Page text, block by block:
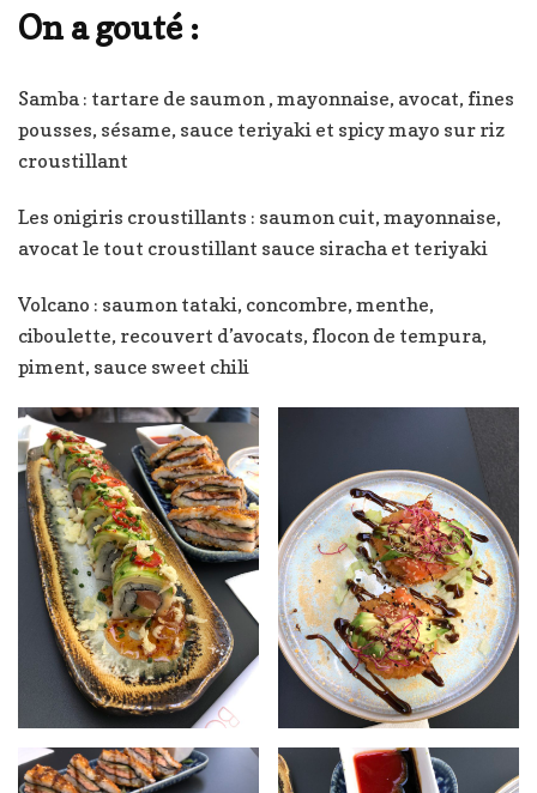
On a gouté :
Samba : tartare de saumon , mayonnaise, avocat, fines
pousses, sésame, sauce teriyaki et spicy mayo sur riz
croustillant
Les onigiris croustillants : saumon cuit, mayonnaise,
avocat le tout croustillant sauce siracha et teriyaki
Volcano : saumon tataki, concombre, menthe,
ciboulette, recouvert d’avocats, flocon de tempura,
piment, sauce sweet chili